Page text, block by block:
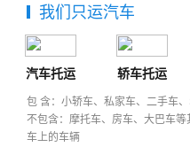
我们只运汽车
汽车托运 轿车托运
包 含：小轿车、私家车、二手车
不包含：摩托车、房车、大巴车
车上的车辆